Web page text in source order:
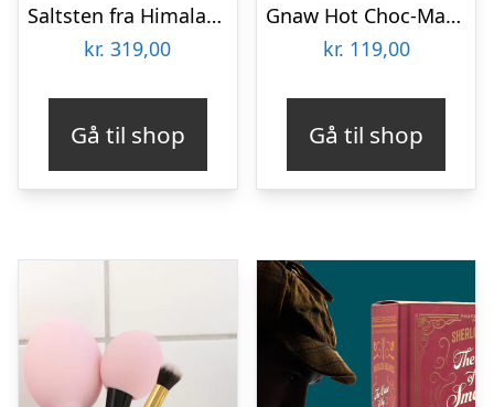
Saltsten fra Himalaya – KitchPro
kr. 319,00
Gå til shop
Gnaw Hot Choc-Mas chokoladebomber til varm chokolade
kr. 119,00
Gå til shop